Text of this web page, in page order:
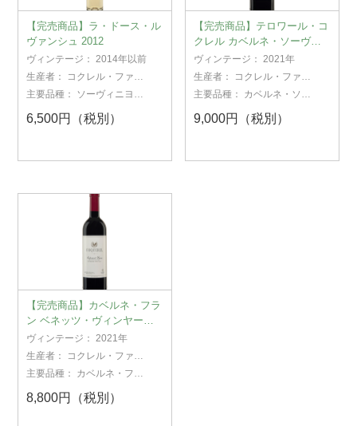
【完売商品】ラ・ドース・ル
ヴァンシュ 2012
ヴィンテージ：2014年以前
生産者：
コクレル・ファミ
リー・エステート
主要品種： ソーヴィニヨ
6,500円（税別）
【完売商品】テロワール・コ
クレル カベルネ・ソーヴィ
ニヨン 2021
ヴィンテージ：2021年
生産者：
コクレル・ファミ
リー・エステート
主要品種： カベルネ・ソー
9,000円（税別）
【完売商品】カベルネ・フラ
ン ベネッツ・ヴィンヤード
2021
ヴィンテージ：2021年
生産者：
コクレル・ファミ
リー・エステート
主要品種： カベルネ・フラ
8,800円（税別）